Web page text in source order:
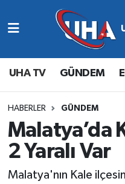
UHA TV GÜNDEM
HABERLER GÜNDEM
Malatya’da
2 Yaralı Var
Malatya'nın Kale
Abone Ol
Gündem
Ekonomi
Magazin
Siyaset
Nöbetçi Eczaneler
Hava Durumu
Namaz Vakitleri
Trafik Durumu
Süper Lig Puan